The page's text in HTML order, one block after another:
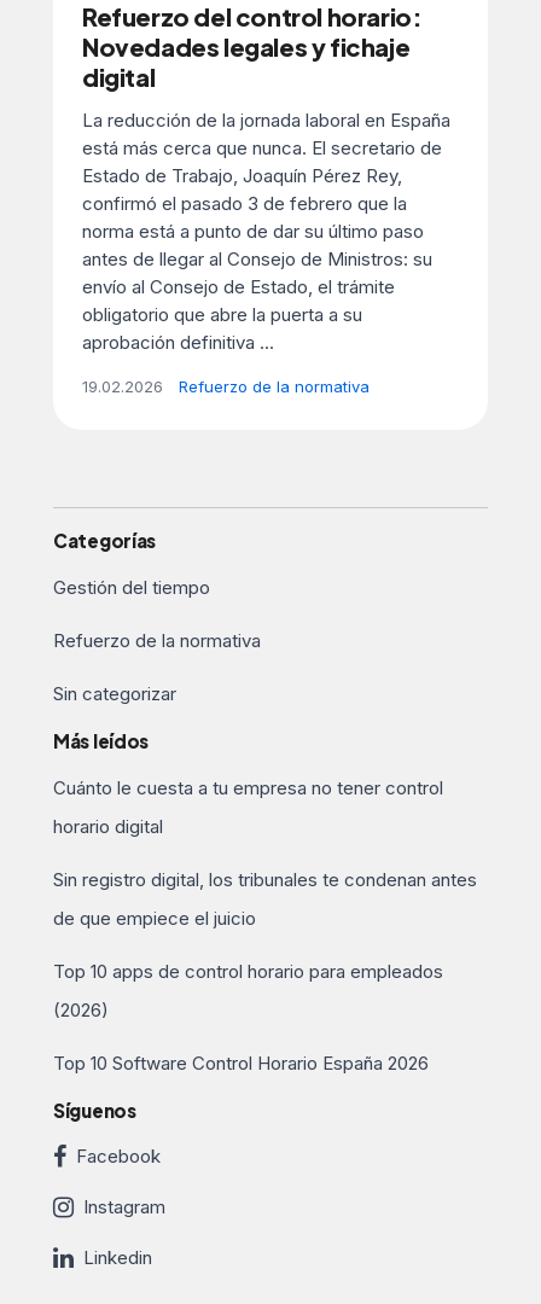
Refuerzo del control horario:
Novedades legales y fichaje
digital
La reducción de la jornada laboral en España
está más cerca que nunca. El secretario de
Estado de Trabajo, Joaquín Pérez Rey,
confirmó el pasado 3 de febrero que la
norma está a punto de dar su último paso
antes de llegar al Consejo de Ministros: su
envío al Consejo de Estado, el trámite
obligatorio que abre la puerta a su
aprobación definitiva ...
19.02.2026 Refuerzo de la normativa
Categorías
Gestión del tiempo
Refuerzo de la normativa
Sin categorizar
Más leídos
Cuánto le cuesta a tu empresa no tener control
horario digital
Sin registro digital, los tribunales te condenan antes
de que empiece el juicio
Top 10 apps de control horario para empleados
(2026)
Top 10 Software Control Horario España 2026
Síguenos
Facebook
Instagram
Linkedin